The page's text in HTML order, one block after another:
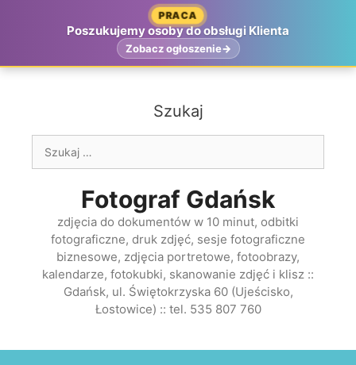
PRACA
Poszukujemy osoby do obsługi Klienta
Zobacz ogłoszenie
Szukaj
Fotograf Gdańsk
zdjęcia do dokumentów w 10 minut, odbitki
fotograficzne, druk zdjęć, sesje fotograficzne
biznesowe, zdjęcia portretowe, fotoobrazy,
kalendarze, fotokubki, skanowanie zdjęć i klisz ::
Gdańsk, ul. Świętokrzyska 60 (Ujeścisko,
Łostowice) :: tel. 535 807 760